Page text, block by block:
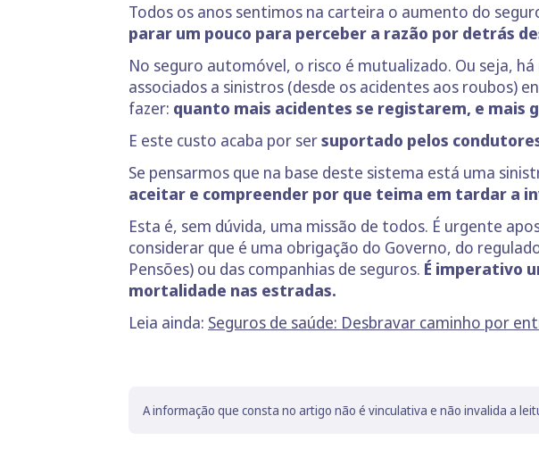
Todos os anos sentimos na carteira o aumento do
parar um pouco para perceber a razão por detrás
No seguro automóvel, o risco é mutualizado. Ou seja,
associados a sinistros (desde os acidentes aos roubos)
fazer: quanto mais acidentes se registarem, e mais
E este custo acaba por sersuportado pelos
Se pensarmos que na base deste sistema está uma
aceitar e compreender por que teima em tardar a
Esta é, sem dúvida, uma missão de todos. É urgente
considerar que é uma obrigação do Governo, do
Pensões) ou das companhias de seguros. É imperativo
mortalidade nas estradas.
Leia ainda: Seguros de saúde: Desbravar caminho por
A informação que consta no artigo não é vinculativa e não invalida a